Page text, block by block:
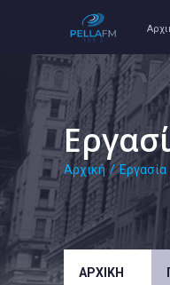
Αρχική / Εργασία
ΑΡΧΙΚΉ